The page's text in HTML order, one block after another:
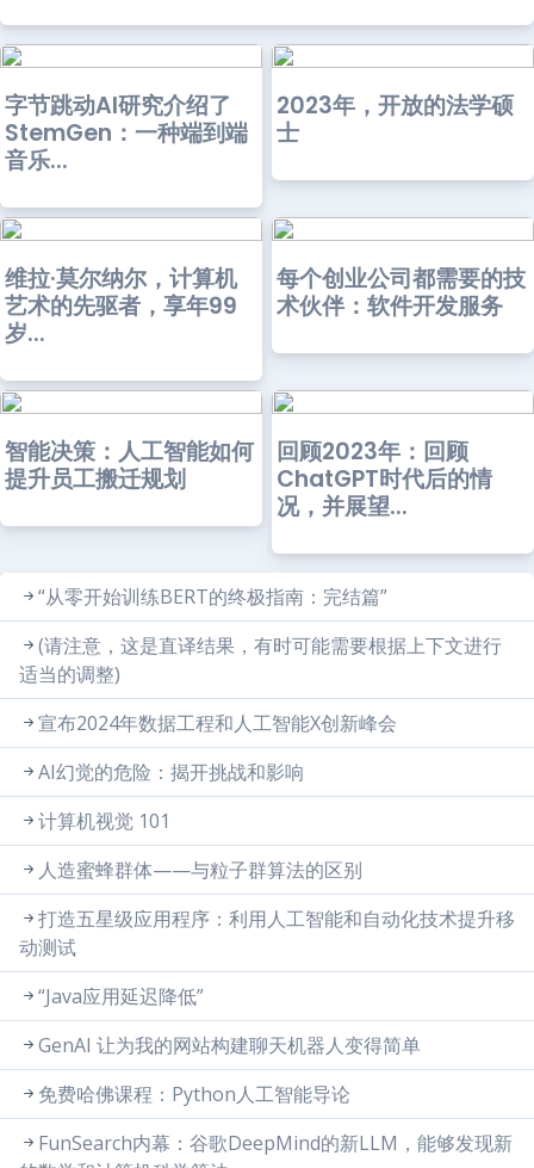
字节跳动AI研究介绍了
StemGen：一种端到端
音乐...
2023年，开放的法学硕
士
维拉·莫尔纳尔，计算机
艺术的先驱者，享年99
岁...
每个创业公司都需要的技
术伙伴：软件开发服务
智能决策：人工智能如何
提升员工搬迁规划
回顾2023年：回顾
ChatGPT时代后的情
况，并展望...
“从零开始训练BERT的终极指南：完结篇”
(请注意，这是直译结果，有时可能需要根据上下文进行
适当的调整)
宣布2024年数据工程和人工智能X创新峰会
AI幻觉的危险：揭开挑战和影响
计算机视觉 101
人造蜜蜂群体——与粒子群算法的区别
打造五星级应用程序：利用人工智能和自动化技术提升移
动测试
“Java应用延迟降低”
GenAI 让为我的网站构建聊天机器人变得简单
免费哈佛课程：Python人工智能导论
FunSearch内幕：谷歌DeepMind的新LLM，能够发现新